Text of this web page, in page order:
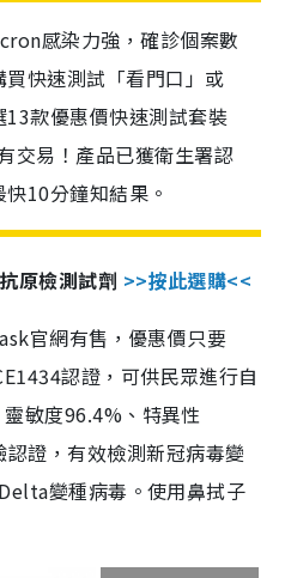
感染力強，確診個案數
快速測試「看門口」或
款優惠價快速測試套裝
交易！產品已獲衛生署認
10分鐘知結果。
原檢測試劑 >>按此選購<<
官網有售，優惠價只要
認證，可供民眾進行自
敏度96.4%、特異性
證，有效檢測新冠病毒變
變種病毒。使用鼻拭子